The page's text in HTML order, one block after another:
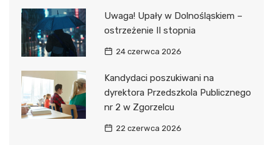
Uwaga! Upały w Dolnośląskiem –
ostrzeżenie II stopnia
24 czerwca 2026
Kandydaci poszukiwani na
dyrektora Przedszkola Publicznego
nr 2 w Zgorzelcu
22 czerwca 2026